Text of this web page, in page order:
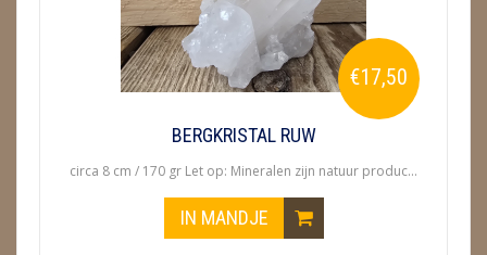
€17,50
BERGKRISTAL RUW
circa 8 cm / 170 gr Let op: Mineralen zijn natuur produc...
IN MANDJE